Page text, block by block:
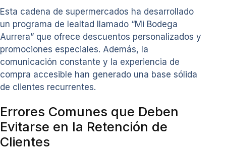
Esta cadena de supermercados ha desarrollado
un programa de lealtad llamado “Mi Bodega
Aurrera” que ofrece descuentos personalizados y
promociones especiales. Además, la
comunicación constante y la experiencia de
compra accesible han generado una base sólida
de clientes recurrentes.
Errores Comunes que Deben
Evitarse en la Retención de
Clientes